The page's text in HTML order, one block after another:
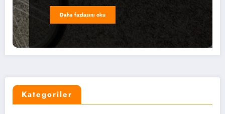
Daha fazlasını oku
Kategoriler